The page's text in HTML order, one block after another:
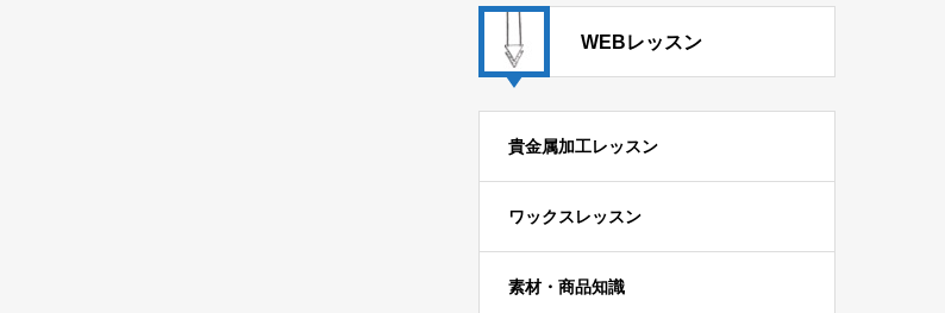
WEBレッスン
貴金属加工レッスン
ワックスレッスン
素材・商品知識